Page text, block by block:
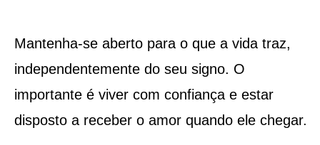
Mantenha-se aberto para o que a vida traz,
independentemente do seu signo. O
importante é viver com confiança e estar
disposto a receber o amor quando ele chegar.